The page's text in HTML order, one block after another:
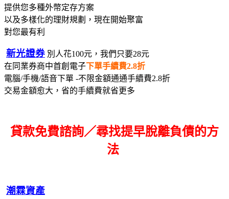
提供您多種外幣定存方案
以及多樣化的理財規劃，現在開始聚富
對您最有利
新光證券 別人花100元，我們只要28元
在同業券商中首創電子下單手續費2.8折
電腦/手機/語音下單 -不限金額通通手續費2.8折
交易金額愈大，省的手續費就省更多
貸款免費諮詢／尋找提早脫離負債的方
法
潮霖資產